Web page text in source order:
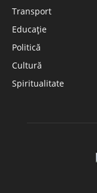
Transport
Educație
Politică
Cultură
Spiritualitate